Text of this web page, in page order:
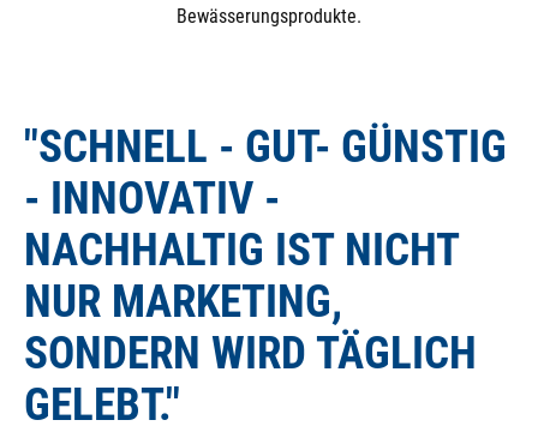
Bewässerungsprodukte.
"SCHNELL - GUT- GÜNSTIG
- INNOVATIV -
NACHHALTIG IST NICHT
NUR MARKETING,
SONDERN WIRD TÄGLICH
GELEBT."